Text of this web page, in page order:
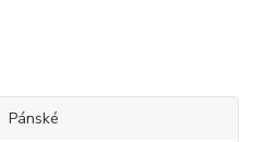
Pánské